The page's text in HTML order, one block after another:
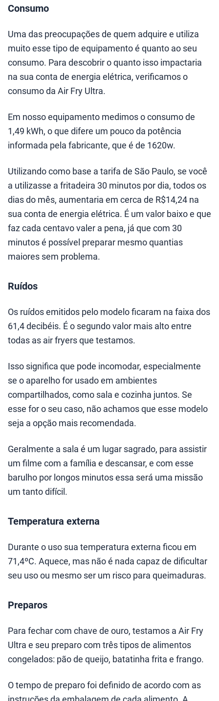
Consumo
Uma das preocupações de quem adquire e utiliza
muito esse tipo de equipamento é quanto ao seu
consumo. Para descobrir o quanto isso impactaria
na sua conta de energia elétrica, verificamos o
consumo da Air Fry Ultra.
Em nosso equipamento medimos o consumo de
1,49 kWh, o que difere um pouco da potência
informada pela fabricante, que é de 1620w.
Utilizando como base a tarifa de São Paulo, se você
a utilizasse a fritadeira 30 minutos por dia, todos os
dias do mês, aumentaria em cerca de R$14,24 na
sua conta de energia elétrica. É um valor baixo e que
faz cada centavo valer a pena, já que com 30
minutos é possível preparar mesmo quantias
maiores sem problema.
Ruídos
Os ruídos emitidos pelo modelo ficaram na faixa dos
61,4 decibéis. É o segundo valor mais alto entre
todas as air fryers que testamos.
Isso significa que pode incomodar, especialmente
se o aparelho for usado em ambientes
compartilhados, como sala e cozinha juntos. Se
esse for o seu caso, não achamos que esse modelo
seja a opção mais recomendada.
Geralmente a sala é um lugar sagrado, para assistir
um filme com a família e descansar, e com esse
barulho por longos minutos essa será uma missão
um tanto difícil.
Temperatura externa
Durante o uso sua temperatura externa ficou em
71,4ºC. Aquece, mas não é nada capaz de dificultar
seu uso ou mesmo ser um risco para queimaduras.
Preparos
Para fechar com chave de ouro, testamos a Air Fry
Ultra e seu preparo com três tipos de alimentos
congelados: pão de queijo, batatinha frita e frango.
O tempo de preparo foi definido de acordo com as